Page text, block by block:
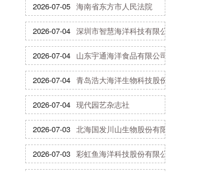
2026-07-05 海南省东方市人民法院
2026-07-04 深圳市智慧海洋科技有限公司
2026-07-04 山东宇通海洋食品有限公司
2026-07-04 青岛浩大海洋生物科技股份有限公司
2026-07-04 现代园艺杂志社
2026-07-03 北海国发川山生物股份有限公司
2026-07-03 彩虹鱼海洋科技股份有限公司